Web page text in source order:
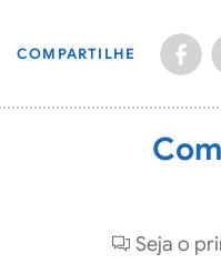
COMPARTILHE
Seja o